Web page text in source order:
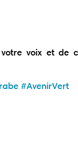
voix et de
#AvenirVert